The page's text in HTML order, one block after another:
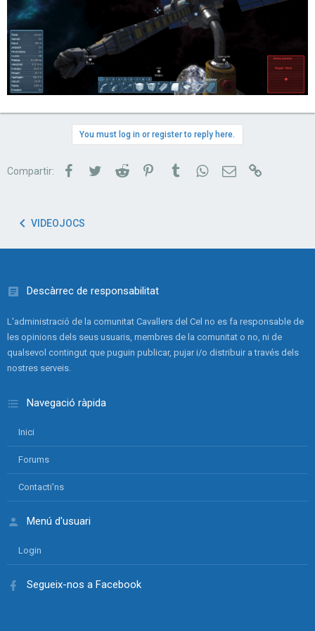
You must log in or register to reply here.
Compartir: FacebookTwitterReddit PinterestTumblrWhatsAppCorreu electrònic
VIDEOJOCS
Descàrrec de responsabilitat
L'administració de la comunitat Cavallers del Cel no es fa responsable de
les opinions dels seus usuaris, membres de la comunitat o no, ni de
qualsevol contingut que puguin publicar, pujar i/o distribuir a través dels
nostres serveis.
Navegació ràpida
Inici
Forums
Contacti'ns
Menú d'usuari
Login
Segueix-nos a Facebook